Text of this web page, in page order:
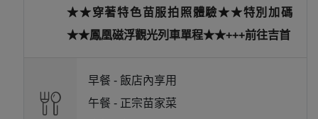
★★穿著特色苗服拍照體驗★★特別加碼
★★鳳凰磁浮觀光列車單程★★+++前往吉首
早餐 - 飯店內享用
午餐 - 正宗苗家菜